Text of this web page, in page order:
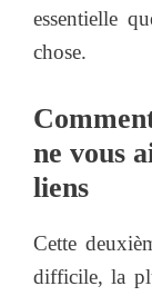
essentielle
chose.
ne vous
liens
Cette
difficile, la